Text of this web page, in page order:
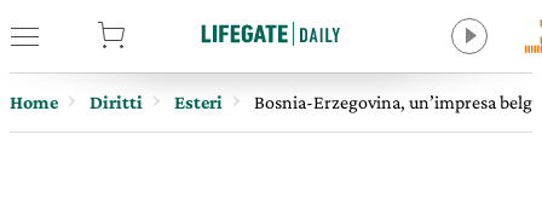
Home Diritti Esteri Bosnia-Erzegovina, un’impresa